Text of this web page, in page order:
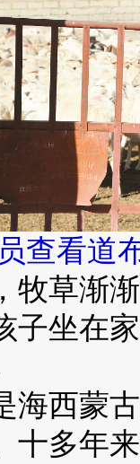
查看道
草渐渐
子坐在
西蒙古
十多年